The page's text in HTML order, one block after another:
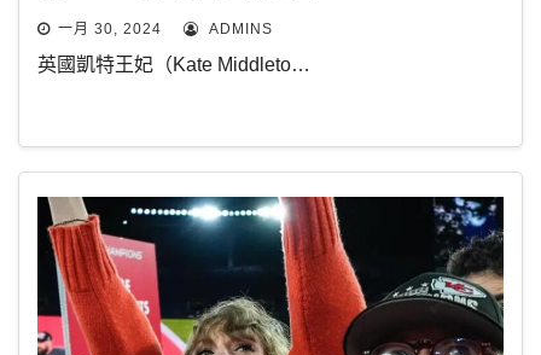
一月 30, 2024 ADMINS
英國凱特王妃（Kate Middleto…